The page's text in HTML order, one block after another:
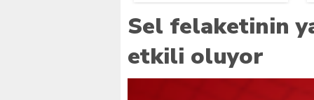
Osmaniye Valisi Erdinç
Zorkun Yaylası’nda
Sel felaketinin
etkili oluyor